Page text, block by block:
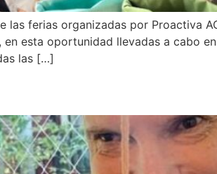
las ferias organizadas por Proactiva
esta oportunidad llevadas a cabo
las […]